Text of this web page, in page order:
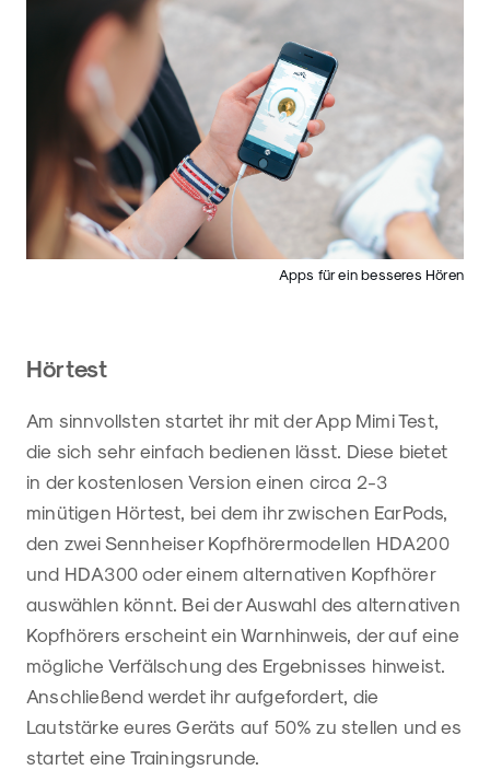
Apps für ein besseres Hören
Hörtest
Am sinnvollsten startet ihr mit der App Mimi Test,
die sich sehr einfach bedienen lässt. Diese bietet
in der kostenlosen Version einen circa 2-3
minütigen Hörtest, bei dem ihr zwischen EarPods,
den zwei Sennheiser Kopfhörermodellen HDA200
und HDA300 oder einem alternativen Kopfhörer
auswählen könnt. Bei der Auswahl des alternativen
Kopfhörers erscheint ein Warnhinweis, der auf eine
mögliche Verfälschung des Ergebnisses hinweist.
Anschließend werdet ihr aufgefordert, die
Lautstärke eures Geräts auf 50% zu stellen und es
startet eine Trainingsrunde.